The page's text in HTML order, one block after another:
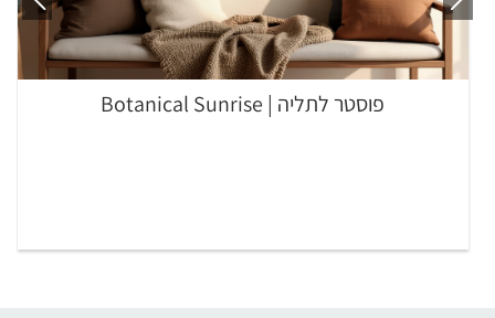
פוסטר לתליה | Botanical Sunrise